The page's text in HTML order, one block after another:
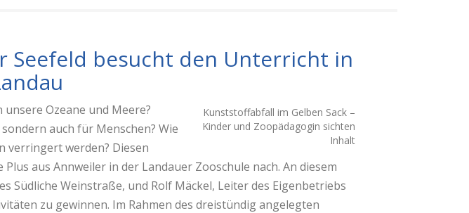
Seefeld besucht den Unterricht in
Kunststoffabfall im Gelben Sack –
Kinder und Zoopädagogin sichten
Inhalt
Ozeane und Meere?
auch für Menschen? Wie
verringert werden? Diesen
aus Annweiler in der Landauer Zooschule nach. An diesem
Südliche Weinstraße, und Rolf Mäckel, Leiter des Eigenbetriebs
zu gewinnen. Im Rahmen des dreistündig angelegten